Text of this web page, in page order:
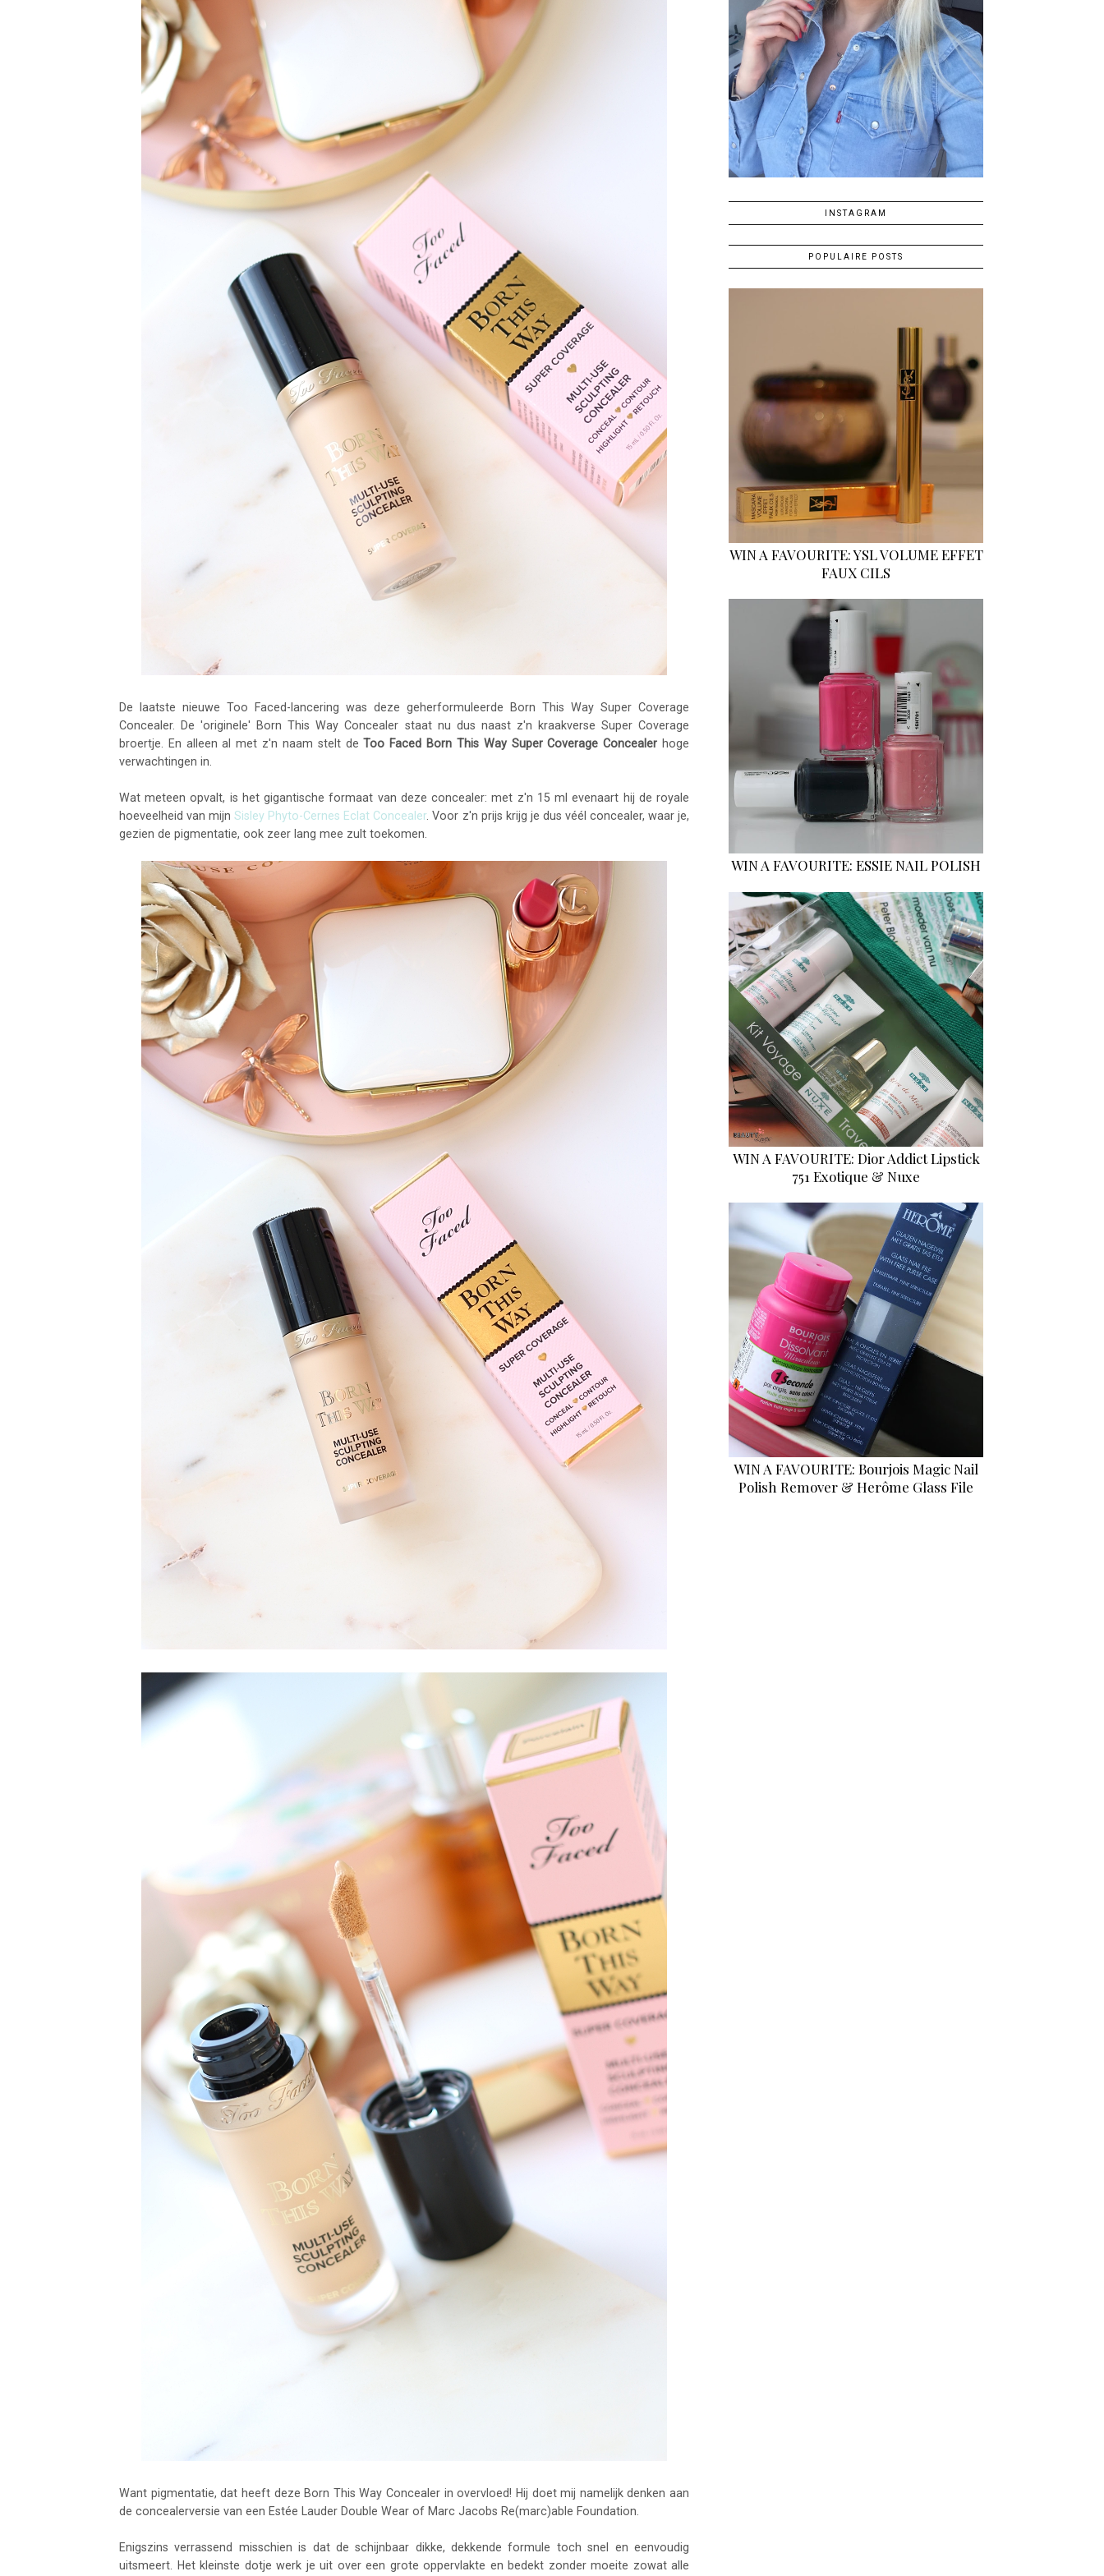
De laatste nieuwe Too Faced-lancering was deze geherformuleerde Born This Way Super Coverage
Concealer. De 'originele' Born This Way Concealer staat nu dus naast z'n kraakverse Super Coverage
broertje. En alleen al met z'n naam stelt deToo Faced Born This Way Super Coverage Concealer hoge
verwachtingen in.
Wat meteen opvalt, is het gigantische formaat van deze concealer: met z'n 15 ml evenaart hij de royale
hoeveelheid van mijnSisley Phyto-Cernes Eclat Concealer. Voor z'n prijs krijg je dus véél concealer, waar je,
gezien de pigmentatie, ook zeer lang mee zult toekomen.
Want pigmentatie, dat heeft deze Born This Way Concealer in overvloed! Hij doet mij namelijk denken aan
de concealerversie van een Estée Lauder Double Wear of Marc Jacobs Re(marc)able Foundation.
Enigszins verrassend misschien is dat de schijnbaar dikke, dekkende formule toch snel en eenvoudig
uitsmeert. Het kleinste dotje werk je uit over een grote oppervlakte en bedekt zonder moeite zowat alle
INSTAGRAM
POPULAIRE POSTS
WIN A FAVOURITE: YSL VOLUME EFFET
FAUX CILS
WIN A FAVOURITE: ESSIE NAIL POLISH
WIN A FAVOURITE: Dior Addict Lipstick
751 Exotique & Nuxe
WIN A FAVOURITE: Bourjois Magic Nail
Polish Remover & Herôme Glass File